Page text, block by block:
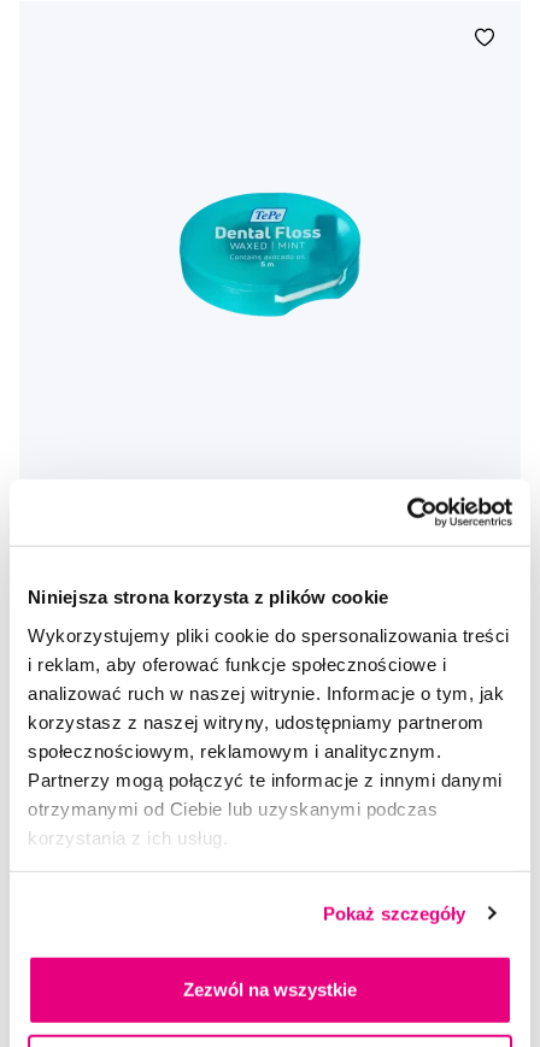
Niniejsza strona korzysta z plików cookie
Wykorzystujemy pliki cookie do spersonalizowania treści
i reklam, aby oferować funkcje społecznościowe i
analizować ruch w naszej witrynie. Informacje o tym, jak
korzystasz z naszej witryny, udostępniamy partnerom
społecznościowym, reklamowym i analitycznym.
Partnerzy mogą połączyć te informacje z innymi danymi
otrzymanymi od Ciebie lub uzyskanymi podczas
korzystania z ich usług.
Pokaż szczegóły
Zezwól na wszystkie
TePe Dental Floss, woskowana nić dentystyczna o smaku
miętowym, 5 m
5,0 (43x)
Do koszyka
Natychmiast w
Doradzimy Ci